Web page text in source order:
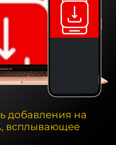
добавления на
всплывающее